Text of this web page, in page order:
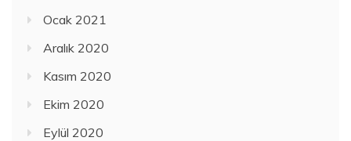
Ocak 2021
Aralık 2020
Kasım 2020
Ekim 2020
Eylül 2020